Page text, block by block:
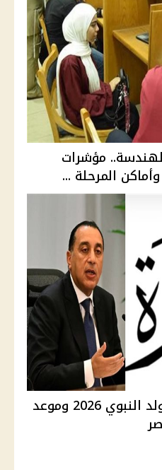
و87.9% للهندسة.. مؤشرات
موقف ترحيل إجازة المولد النبوي 2026 وموعد